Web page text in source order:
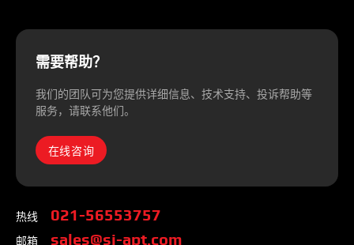
需要帮助？
我们的团队可为您提供详细信息、技术支持、投诉帮助等
服务，请联系他们。
在线咨询
热线
021-56553757
邮箱
sales@si-apt.com